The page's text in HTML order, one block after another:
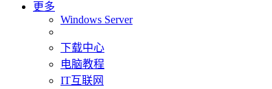
更多
Windows Server
下载中心
电脑教程
IT互联网